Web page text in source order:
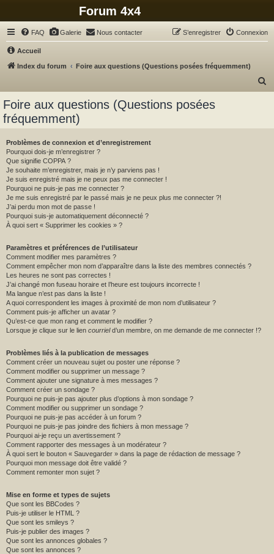
Forum 4x4
FAQ Galerie Nous contacter Connexion
S’enregistrer
Accueil
Index du forum
Foire aux questions (Questions posées fréquemment)
Foire aux questions (Questions posées
fréquemment)
Problèmes de connexion et d’enregistrement
Pourquoi dois-je m’enregistrer ?
Que signifie COPPA ?
Je souhaite m’enregistrer, mais je n’y parviens pas !
Je suis enregistré mais je ne peux pas me connecter !
Pourquoi ne puis-je pas me connecter ?
Je me suis enregistré par le passé mais je ne peux plus me connecter ?!
J’ai perdu mon mot de passe !
Pourquoi suis-je automatiquement déconnecté ?
À quoi sert « Supprimer les cookies » ?
Paramètres et préférences de l’utilisateur
Comment modifier mes paramètres ?
Comment empêcher mon nom d’apparaître dans la liste des membres connectés ?
Les heures ne sont pas correctes !
J’ai changé mon fuseau horaire et l’heure est toujours incorrecte !
Ma langue n’est pas dans la liste !
A quoi correspondent les images à proximité de mon nom d’utilisateur ?
Comment puis-je afficher un avatar ?
Qu’est-ce que mon rang et comment le modifier ?
Lorsque je clique sur le lien courrield’un membre, on me demande de me connecter !?
Problèmes liés à la publication de messages
Comment créer un nouveau sujet ou poster une réponse ?
Comment modifier ou supprimer un message ?
Comment ajouter une signature à mes messages ?
Comment créer un sondage ?
Pourquoi ne puis-je pas ajouter plus d’options à mon sondage ?
Comment modifier ou supprimer un sondage ?
Pourquoi ne puis-je pas accéder à un forum ?
Pourquoi ne puis-je pas joindre des fichiers à mon message ?
Pourquoi ai-je reçu un avertissement ?
Comment rapporter des messages à un modérateur ?
À quoi sert le bouton « Sauvegarder » dans la page de rédaction de message ?
Pourquoi mon message doit être validé ?
Comment remonter mon sujet ?
Mise en forme et types de sujets
Que sont les BBCodes ?
Puis-je utiliser le HTML ?
Que sont les smileys ?
Puis-je publier des images ?
Que sont les annonces globales ?
Que sont les annonces ?